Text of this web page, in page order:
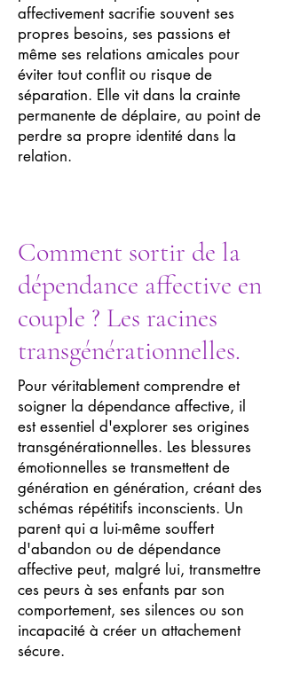
affectivement sacrifie souvent ses
propres besoins, ses passions et
même ses relations amicales pour
éviter tout conflit ou risque de
séparation. Elle vit dans la crainte
permanente de déplaire, au point de
perdre sa propre identité dans la
relation.
Comment sortir de la
dépendance affective en
couple ? Les racines
transgénérationnelles.
Pour véritablement comprendre et
soigner la dépendance affective, il
est essentiel d'explorer ses origines
transgénérationnelles. Les blessures
émotionnelles se transmettent de
génération en génération, créant des
schémas répétitifs inconscients. Un
parent qui a lui-même souffert
d'abandon ou de dépendance
affective peut, malgré lui, transmettre
ces peurs à ses enfants par son
comportement, ses silences ou son
incapacité à créer un attachement
sécure.